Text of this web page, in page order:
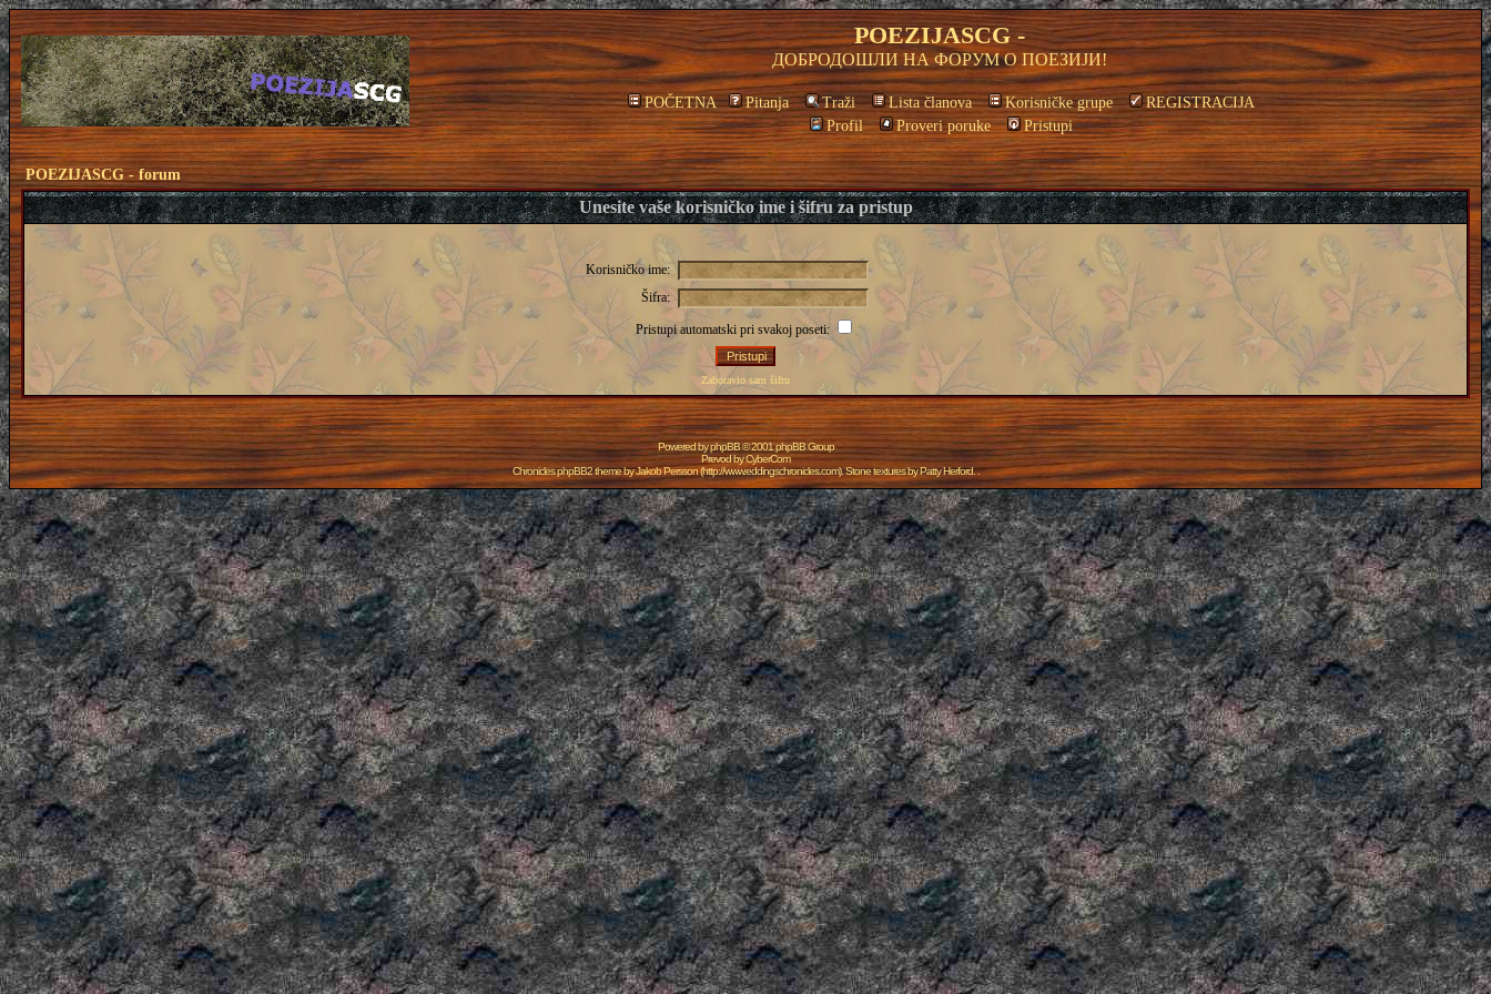
POEZIJASCG -
ДОБРОДОШЛИ НА ФОРУМ О ПОЕЗИЈИ!
POČETNA Pitanja Traži Lista članova Korisničke grupe
REGISTRACIJA
Profil
Proveri poruke Pristupi
POEZIJASCG - forum
Unesite vaše korisničko ime i šifru za pristup
Korisničko ime:
Šifra:
Pristupi automatski pri svakoj poseti:
Zaboravio sam šifru
Powered byphpBB© 2001 phpBB Group
Prevod byCyberCom
Chronicles phpBB2 theme byJakob Persson(http://www.eddingschronicles.com). Stone textures byPatty Herford. .